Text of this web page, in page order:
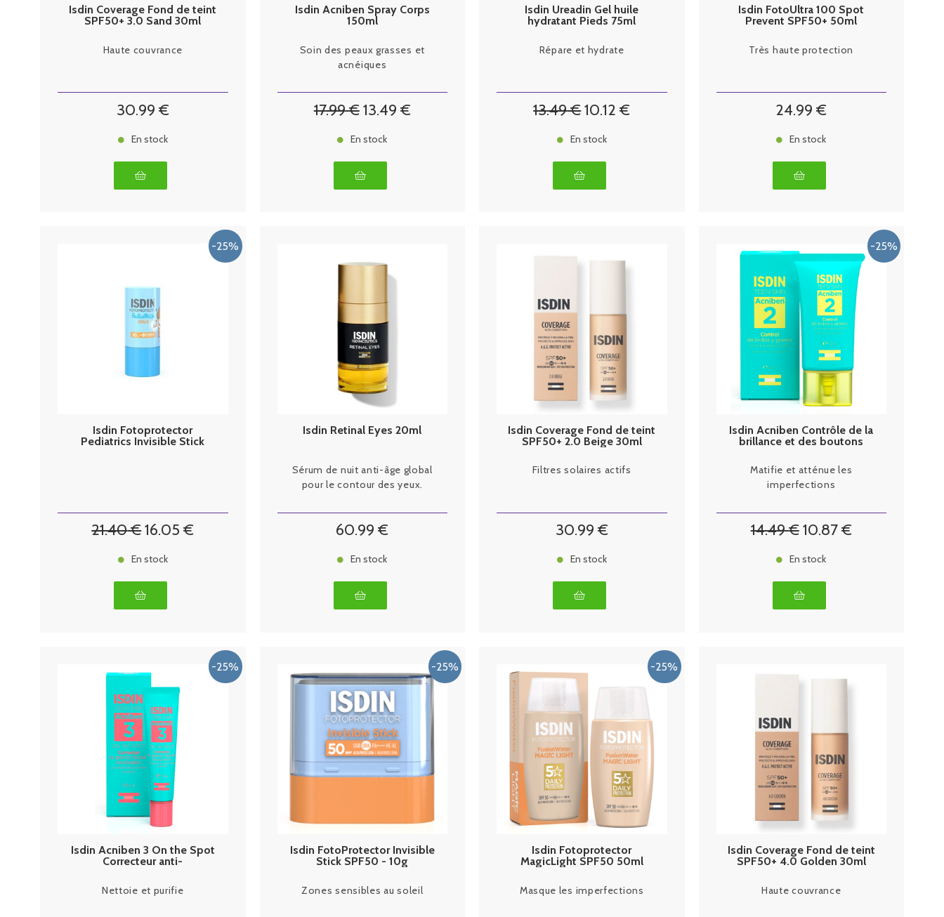
Isdin Coverage Fond de teint
SPF50+ 3.0 Sand 30ml
Haute couvrance
30.99 €
En stock
Isdin Acniben Spray Corps
150ml
Soin des peaux grasses et
acnéiques
17.99€13.49 €
En stock
Isdin Ureadin Gel huile
hydratant Pieds 75ml
Répare et hydrate
13.49€10.12 €
En stock
Isdin FotoUltra 100 Spot
Prevent SPF50+ 50ml
Très haute protection
24.99 €
En stock
Isdin Fotoprotector
Pediatrics Invisible Stick
21.40€16.05 €
En stock
Isdin Retinal Eyes 20ml
Sérum de nuit anti-âge global
pour le contour des yeux.
60.99 €
En stock
Isdin Coverage Fond de teint
SPF50+ 2.0 Beige 30ml
Filtres solaires actifs
30.99 €
En stock
Isdin Acniben Contrôle de la
brillance et des boutons
Matifie et atténue les
imperfections
14.49€10.87€
En stock
Isdin Acniben 3 On the Spot
Correcteur anti-
Nettoie et purifie
Isdin FotoProtector Invisible
Stick SPF50 - 10g
Zones sensibles au soleil
Isdin Fotoprotector
MagicLight SPF50 50ml
Masque les imperfections
Isdin Coverage Fond de teint
SPF50+ 4.0 Golden 30ml
Haute couvrance